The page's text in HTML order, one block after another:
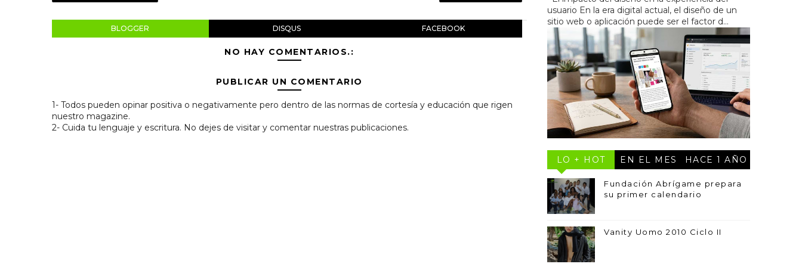
BLOGGER DISQUS FACEBOOK
NO HAY COMENTARIOS.:
PUBLICAR UN COMENTARIO
1- Todos pueden opinar positiva o negativamente pero dentro de las normas de cortesía y educación que rigen
nuestro magazine.
2- Cuida tu lenguaje y escritura. No dejes de visitar y comentar nuestras publicaciones.
usuario En la era digital actual, el diseño de un
sitio web o aplicación puede ser el factor d...
LO + HOT EN EL MES HACE 1 AÑO
Fundación Abrígame prepara
su primer calendario
Vanity Uomo 2010 Ciclo II